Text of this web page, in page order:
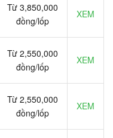
Từ 3,850,000
đồng/lốp
XEM
Từ 2,550,000
đồng/lốp
XEM
Từ 2,550,000
đồng/lốp
XEM